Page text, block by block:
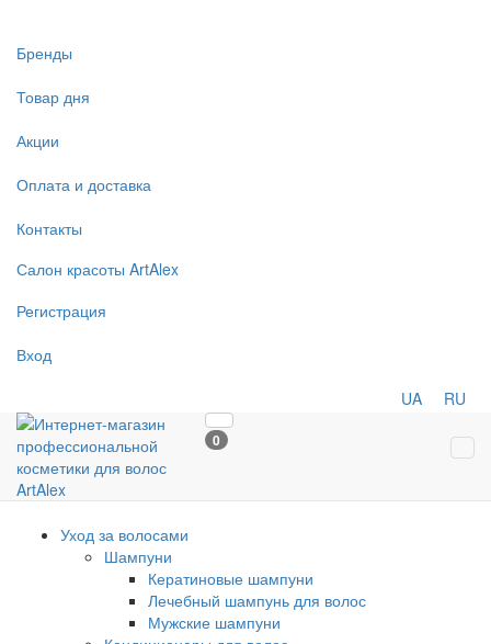
Бренды
Товар дня
Акции
Оплата и доставка
Контакты
Салон красоты ArtAlex
Регистрация
Вход
UA RU
0
Уход за волосами
Шампуни
Кератиновые шампуни
Лечебный шампунь для волос
Мужские шампуни